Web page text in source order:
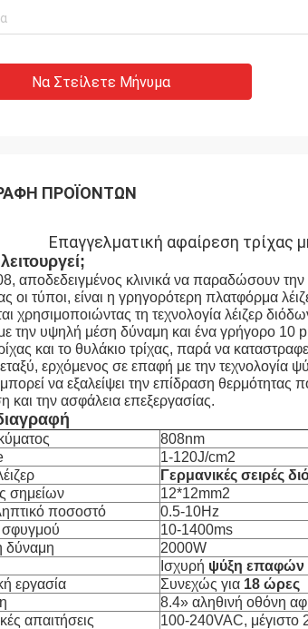
Να Στείλετε Μήνυμα
ΠΡΟΪΌΝΤΩΝ
Επαγγελματική αφαίρεση
αποδεδειγμένος κλινικά να παραδώσουν
οι τύποι, είναι η γρηγορότερη πλατφόρμα
χρησιμοποιώντας τη τεχνολογία λέιζερ
την υψηλή μέση δύναμη και ένα γρήγορο 10
και το θυλάκιο τρίχας, παρά να
ερχόμενος σε επαφή με την τεχνολογία
να εξαλείψει την επίδραση θερμότητας
και την ασφάλεια επεξεργασίας.
808nm
1-120J/cm2
Γερμανικές σειρές
σημείων
12*12mm2
ποσοστό
0.5-10Hz
σφυγμού
10-1400ms
δύναμη
2000W
Ισχυρή ψύξη επαφών
εργασία
Συνεχώς για 18 ώρες
8.4» αληθινή οθόνη
απαιτήσεις
100-240VAC, μέγιστο